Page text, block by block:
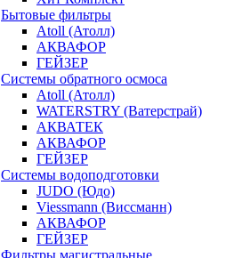
Бытовые фильтры
Atoll (Атолл)
АКВАФОР
ГЕЙЗЕР
Системы обратного осмоса
Atoll (Атолл)
WATERSTRY (Ватерстрай)
АКВАТЕК
АКВАФОР
ГЕЙЗЕР
Системы водоподготовки
JUDO (Юдо)
Viessmann (Виссманн)
АКВАФОР
ГЕЙЗЕР
Фильтры магистральные